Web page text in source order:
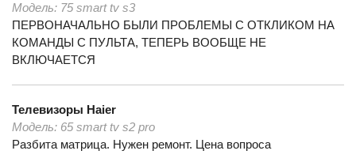
Модель: 75 smart tv s3
ПЕРВОНАЧАЛЬНО БЫЛИ ПРОБЛЕМЫ С ОТКЛИКОМ НА
КОМАНДЫ С ПУЛЬТА, ТЕПЕРЬ ВООБЩЕ НЕ
ВКЛЮЧАЕТСЯ
Телевизоры Haier
Модель: 65 smart tv s2 pro
Разбита матрица. Нужен ремонт. Цена вопроса